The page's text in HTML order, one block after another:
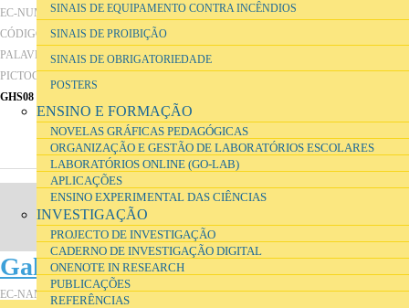
SINAIS DE EQUIPAMENTO CONTRA INCÊNDIOS
SINAIS DE PROIBIÇÃO
SINAIS DE OBRIGATORIEDADE
POSTERS
ENSINO E FORMAÇÃO
NOVELAS GRÁFICAS PEDAGÓGICAS
ORGANIZAÇÃO E GESTÃO DE LABORATÓRIOS ESCOLARES
LABORATÓRIOS ONLINE (GO-LAB)
APLICAÇÕES
ENSINO EXPERIMENTAL DAS CIÊNCIAS
INVESTIGAÇÃO
PROJECTO DE INVESTIGAÇÃO
CADERNO DE INVESTIGAÇÃO DIGITAL
ONENOTE IN RESEARCH
PUBLICAÇÕES
REFERÊNCIAS
EC-NUMBER 201-557-4
CÓDIGO DE ARMAZENAMENTO
PALAVRA-SINAL PERIGO
PICTOGRAMAS
GHS08
Galactose
EC-NAME galactose